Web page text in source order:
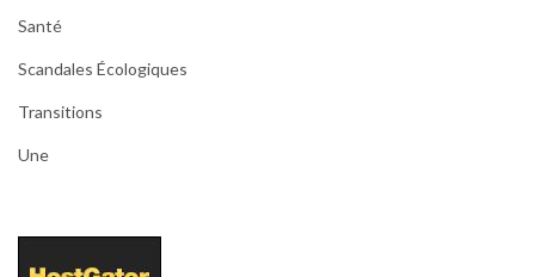
Santé
Scandales Écologiques
Transitions
Une